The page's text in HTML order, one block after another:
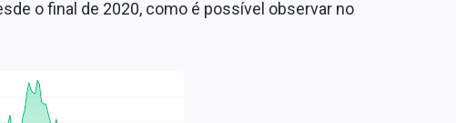
o final de 2020, como é possível observar no